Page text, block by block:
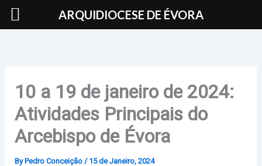
Skip
10 a 19 de janeiro de 2024:
Atividades Principais do
Arcebispo de Évora
By Pedro Conceição / 15 de Janeiro, 2024
ARQUIDIOCESE DE ÉVORA